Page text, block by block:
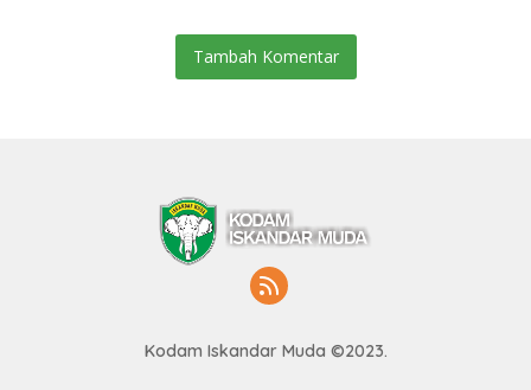
Tambah Komentar
Kodam Iskandar Muda ©2023.